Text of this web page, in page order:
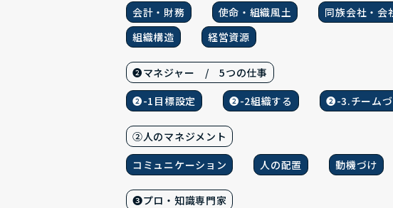
会計・財務
使命・組織風土 同族会社・会
組織構造
経営資源
❷マネジャー / 5つの仕事
❷-1目標設定
❷-2組織する ❷-3.チームづ
②人のマネジメント
コミュニケーション
人の配置 動機づけ
❸プロ・知識専門家